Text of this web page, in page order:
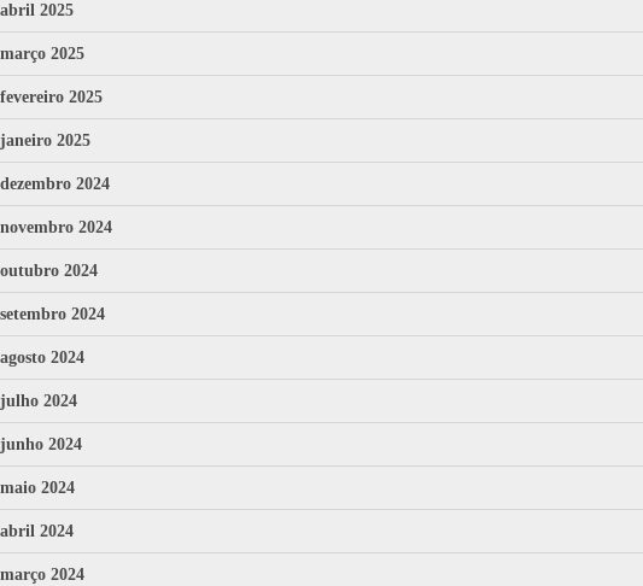
abril 2025
março 2025
fevereiro 2025
janeiro 2025
dezembro 2024
novembro 2024
outubro 2024
setembro 2024
agosto 2024
julho 2024
junho 2024
maio 2024
abril 2024
março 2024